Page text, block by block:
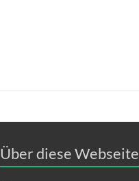
Über diese Webseite